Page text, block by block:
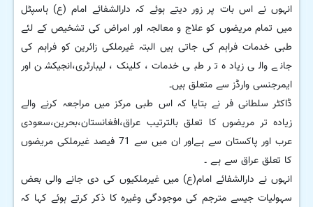
انہوں نے اس بات پر زور دیتے ہوئے کہ دارالشفائے امام (ع) ہاسپٹل
میں تمام مریضوں کو علاج و معالجہ اور امراض کی تشخیص کے لئے
طبی خدمات فراہم کی جاتی ہیں البتہ غیرملکی زائرین کو فراہم کی
جانے والی زیادہ تر طبی خدمات، کلینک، لیبارٹری،انجیکشن اور
ایمرجنسی وارڈز سے متعلق ہیں۔
ڈاکٹر سلطانی فر نے بتایا کہ اس طبی مرکز میں مراجعہ کرنے والے
زیادہ تر مریضوں کا تعلق بالترتیب عراق،افغانستان،بحرین،سعودی
عرب اور پاکستان سے ہےاور ان میں سے 71 فیصد غیرملکی مریضوں
کا تعلق عراق سے ہے ۔
انہوں نے دارالشفائے امام(ع) میں غیرملکیوں کی دی جانے والی بعض
سہولیات جیسے مترجم کی موجودگی وغیرہ کا ذکر کرتے ہوئے کہا کہ